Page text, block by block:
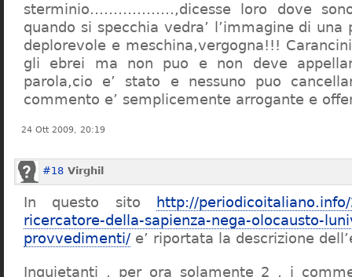
sterminio………………,dicesse loro dove
quando si specchia vedra’ l’immagine di una
deplorevole e meschina,vergogna!!!
gli ebrei ma non puo e non deve
parola,cio e’ stato e nessuno puo
commento e’ semplicemente arrogante e
24 Ott 2009, 20:19
#18 Virghil
In questo sito
http://
ricercatore-della-sapienza-nega-olocausto-
provvedimenti/ e’ riportata la descrizione
Inquietanti , per ora solamente 2 , i